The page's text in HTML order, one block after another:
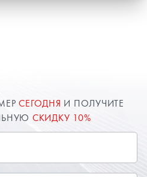
СЕГОДНЯ И ПОЛУЧИТЕ
СКИДКУ 10%